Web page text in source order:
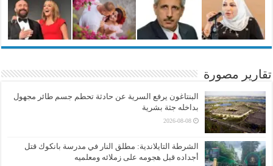
تقارير مصورة
البنتاغون يرفع السرية عن حادثة تحطم جسم طائر مجهول
بداخله جثة بشرية
2026-08-08
الشرطة التايلاندية: مطلق النار في مدرسة بانكوك قتل
أجداده قبل هجومه على زملائه ومعلميه